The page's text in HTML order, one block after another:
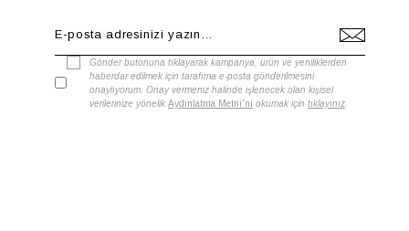
Gönder butonuna tıklayarak kampanya, ürün ve yeniliklerden
haberdar edilmek için tarafıma e-posta gönderilmesini
onaylıyorum. Onay vermeniz halinde işlenecek olan kişisel
verilerinize yönelik Aydınlatma Metni'ni okumak için tıklayınız